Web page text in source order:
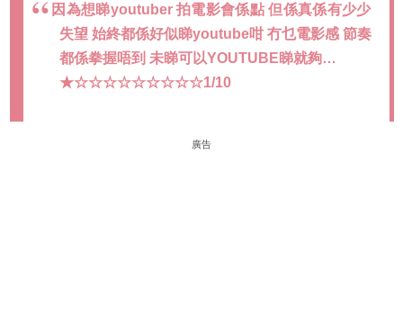
因為想睇youtuber 拍電影會係點 但係真係有少少
失望 始終都係好似睇youtube咁 冇乜電影感 節奏
都係拳握唔到 未睇可以YOUTUBE睇就夠…
★☆☆☆☆☆☆☆☆☆1/10
廣告